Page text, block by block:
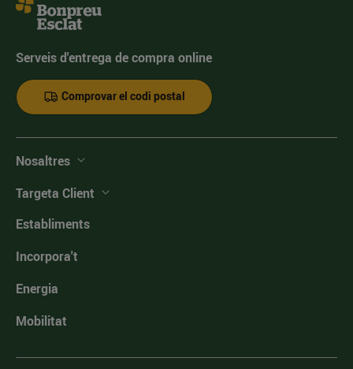
Serveis d'entrega de compra online
Comprovar el codi postal
Nosaltres
Targeta Client
Establiments
Incorpora't
Energia
Mobilitat